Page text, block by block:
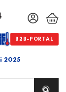
B2B-PORTAL
2025